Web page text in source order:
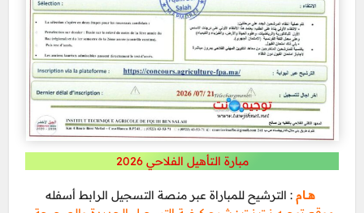
مبارة التأهيل الفلاحي 2026
هـــام